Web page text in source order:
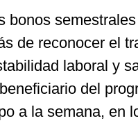
bonos
de reconocer el
laboral y
del
a la semana, en